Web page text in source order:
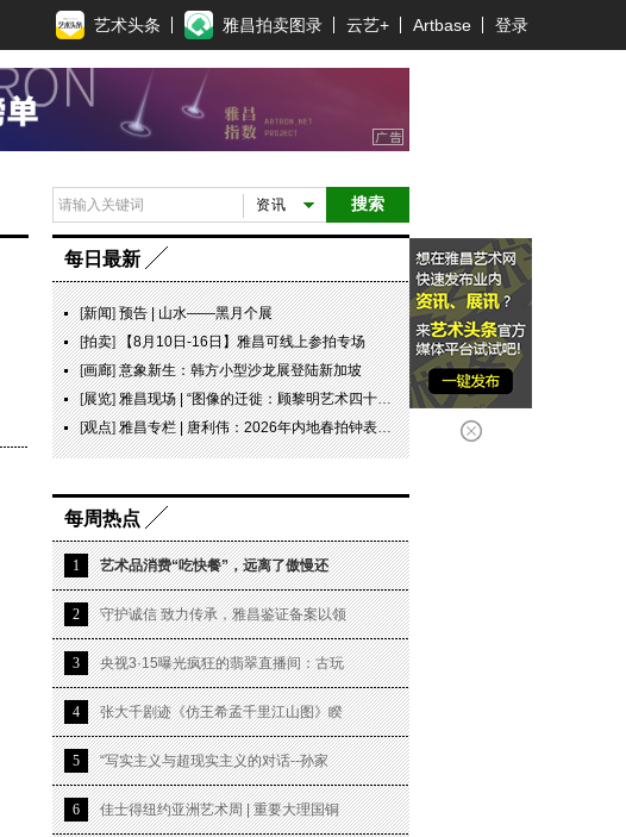
艺术头条 雅昌拍卖图录 云艺+ Artbase 登录
搜索
资讯
每日最新
[新闻]预告 | 山水——黑月个展
[拍卖]【8月10日-16日】雅昌可线上参拍专场
[画廊]意象新生：韩方小型沙龙展登陆新加坡
[展览]雅昌现场 | “图像的迁徙：顾黎明艺术四十年” 一场回望与再出发
[观点]雅昌专栏 | 唐利伟：2026年内地春拍钟表市场观察 赛道重构、圈层分化与收藏逻辑迭代
每周热点
1 艺术品消费“吃快餐”，远离了傲慢还
2 守护诚信 致力传承，雅昌鉴证备案以领
3 央视3·15曝光疯狂的翡翠直播间：古玩
4 张大千剧迹《仿王希孟千里江山图》睽
5 “写实主义与超现实主义的对话--孙家
6 佳士得纽约亚洲艺术周 | 重要大理国铜